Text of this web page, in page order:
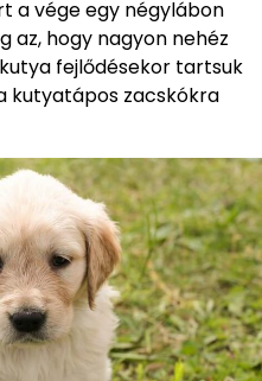
a vége egy négylábon
az, hogy nagyon nehéz
fejlődésekor tartsuk
kutyatápos zacskókra